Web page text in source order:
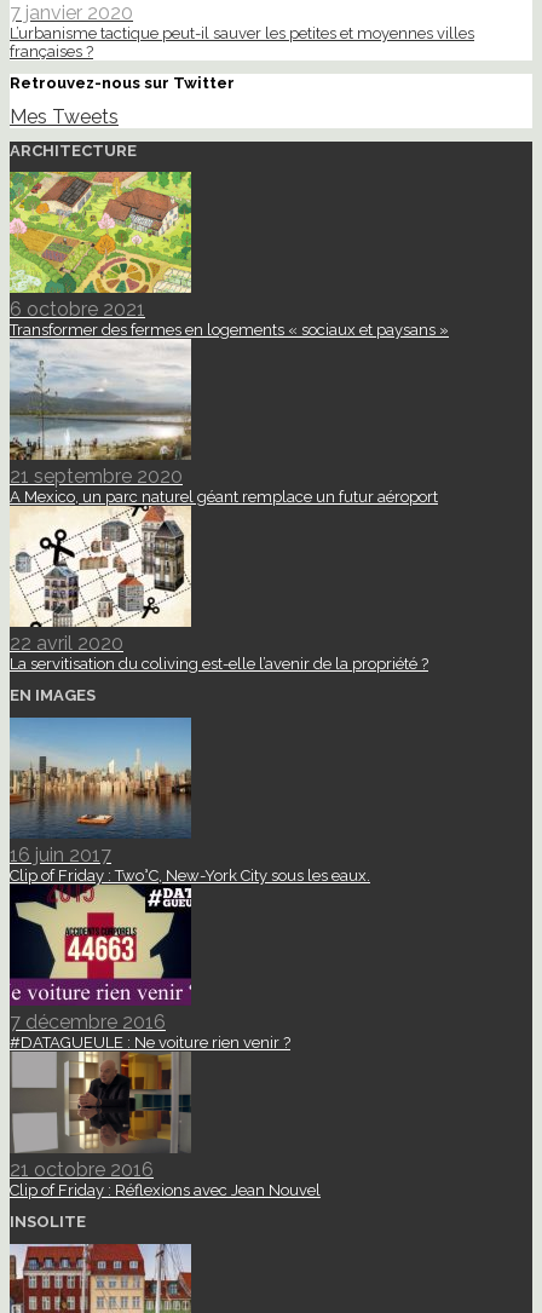
7 janvier 2020
L’urbanisme tactique peut-il sauver les petites et moyennes villes
françaises ?
Retrouvez-nous sur Twitter
Mes Tweets
ARCHITECTURE
6 octobre 2021
Transformer des fermes en logements « sociaux et paysans »
21 septembre 2020
A Mexico, un parc naturel géant remplace un futur aéroport
22 avril 2020
La servitisation du coliving est-elle l’avenir de la propriété ?
EN IMAGES
16 juin 2017
Clip of Friday : Two°C, New-York City sous les eaux.
7 décembre 2016
#DATAGUEULE : Ne voiture rien venir ?
21 octobre 2016
Clip of Friday : Réflexions avec Jean Nouvel
INSOLITE